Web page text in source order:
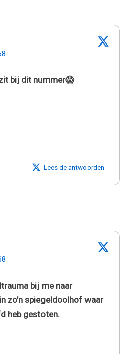
bij dit nummer😱
Lees de antwoorden
bij me naar
zo’n spiegeldoolhof waar
heb gestoten.